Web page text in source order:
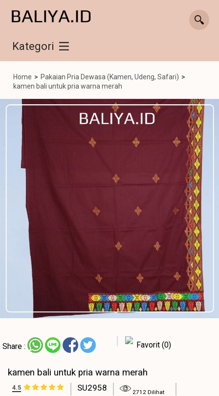
Kategori
Home > Pakaian Pria Dewasa (Kamen, Udeng, Safari) >
kamen bali untuk pria warna merah
Share : Favorit (0)
kamen bali untuk pria warna merah
4.5 SU2958 2712 Dilihat